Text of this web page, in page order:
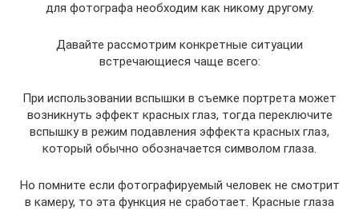
для фотографа необходим как никому другому.
Давайте рассмотрим конкретные ситуации
встречающиеся чаще всего:
При использовании вспышки в съемке портрета может
возникнуть эффект красных глаз, тогда переключите
вспышку в режим подавления эффекта красных глаз,
который обычно обозначается символом глаза.
Но помните если фотографируемый человек не смотрит
в камеру, то эта функция не сработает. Красные глаза